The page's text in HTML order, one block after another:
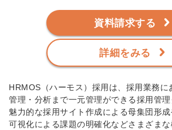
資料請求する
詳細をみる
HRMOS（ハーモス）採用は、採用業務に
管理・分析まで一元管理ができる採用管理
魅力的な採用サイト作成による母集団形
可視化による課題の明確化などさまざまな